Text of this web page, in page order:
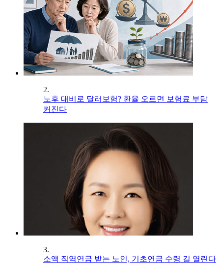
2.
노후 대비로 달러보험? 환율 오르면 보험료 부담
커진다
3.
소액 직역연금 받는 노인, 기초연금 수령 길 열린다